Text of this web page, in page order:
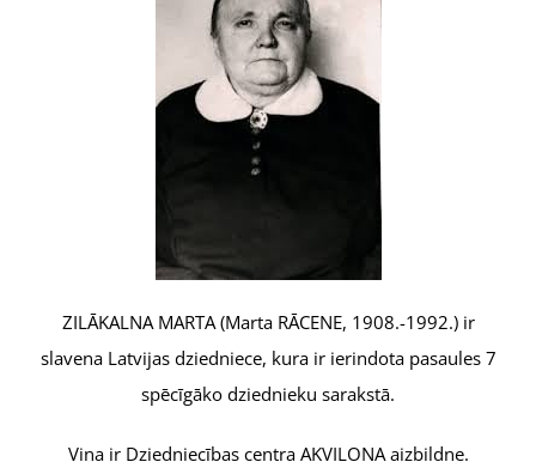
ZILĀKALNA MARTA (Marta RĀCENE, 1908.-1992.) ir
slavena Latvijas dziedniece, kura ir ierindota pasaules 7
spēcīgāko dziednieku sarakstā.
Viņa ir Dziedniecības centra AKVILONA aizbildne.